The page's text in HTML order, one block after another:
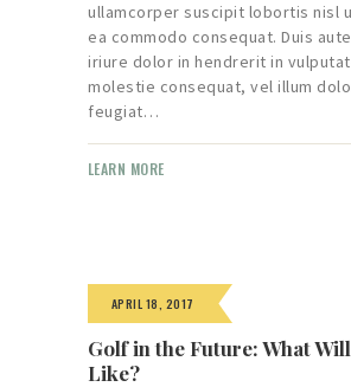
ullamcorper suscipit lobortis nisl
ea commodo consequat. Duis
iriure dolor in hendrerit in
molestie consequat, vel illum
feugiat…
LEARN MORE
APRIL 18, 2017
Golf in the Future: What
Like?